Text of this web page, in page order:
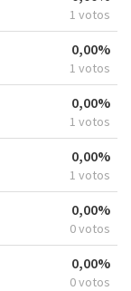
1 votos
0,00%
1 votos
0,00%
1 votos
0,00%
1 votos
0,00%
0 votos
0,00%
0 votos